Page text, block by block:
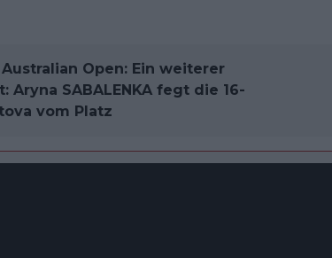
Australian Open: Ein weiterer
Aryna SABALENKA fegt die 16-
vom Platz